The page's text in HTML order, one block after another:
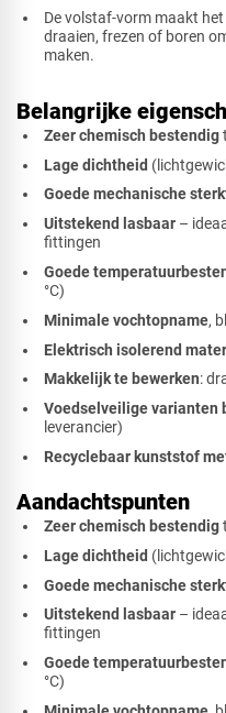
De volstaf-vorm maakt
draaien, frezen of boren
maken.
Belangrijke
Zeer chemisch bestendig
Lage dichtheid
Goede mechanische
Uitstekend lasbaar –
fittingen
Goede
°C)
Minimale vochtopname,
Elektrisch isolerend
Makkelijk te bewerken:
Voedselveilige varianten
leverancier)
Recyclebaar kunststof
Aandachtspunten
Zeer chemisch bestendig
Lage dichtheid
Goede mechanische
Uitstekend lasbaar –
fittingen
Goede
°C)